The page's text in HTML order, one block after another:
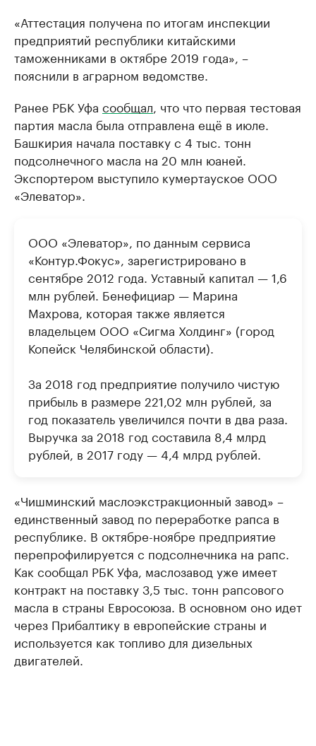
«Аттестация получена по итогам инспекции
предприятий республики китайскими
таможенниками в октябре 2019 года», –
пояснили в аграрном ведомстве.
Ранее РБК Уфа сообщал, что что первая тестовая
партия масла была отправлена ещё в июле.
Башкирия начала поставку с 4 тыс. тонн
подсолнечного масла на 20 млн юаней.
Экспортером выступило кумертауское ООО
«Элеватор».
ООО «Элеватор», по данным сервиса
«Контур.Фокус», зарегистрировано в
сентябре 2012 года. Уставный капитал — 1,6
млн рублей. Бенефициар — Марина
Махрова, которая также является
владельцем ООО «Сигма Холдинг» (город
Копейск Челябинской области).
За 2018 год предприятие получило чистую
прибыль в размере 221,02 млн рублей, за
год показатель увеличился почти в два раза.
Выручка за 2018 год составила 8,4 млрд
рублей, в 2017 году — 4,4 млрд рублей.
«Чишминский маслоэкстракционный завод» –
единственный завод по переработке рапса в
республике. В октябре-ноябре предприятие
перепрофилируется с подсолнечника на рапс.
Как сообщал РБК Уфа, маслозавод уже имеет
контракт на поставку 3,5 тыс. тонн рапсового
масла в страны Евросоюза. В основном оно идет
через Прибалтику в европейские страны и
используется как топливо для дизельных
двигателей.